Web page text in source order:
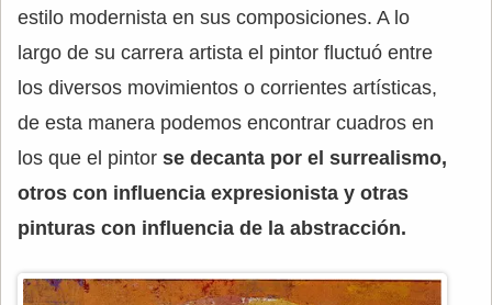
estilo modernista en sus composiciones. A lo
largo de su carrera artista el pintor fluctuó entre
los diversos movimientos o corrientes artísticas,
de esta manera podemos encontrar cuadros en
los que el pintor se decanta por el surrealismo,
otros con influencia expresionista y otras
pinturas con influencia de la abstracción.